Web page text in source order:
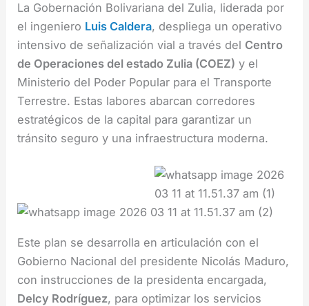
La Gobernación Bolivariana del Zulia, liderada por
el ingeniero Luis Caldera, despliega un operativo
intensivo de señalización vial a través del Centro
de Operaciones del estado Zulia (COEZ) y el
Ministerio del Poder Popular para el Transporte
Terrestre. Estas labores abarcan corredores
estratégicos de la capital para garantizar un
tránsito seguro y una infraestructura moderna.
Este plan se desarrolla en articulación con el
Gobierno Nacional del presidente Nicolás Maduro,
con instrucciones de la presidenta encargada,
Delcy Rodríguez, para optimizar los servicios